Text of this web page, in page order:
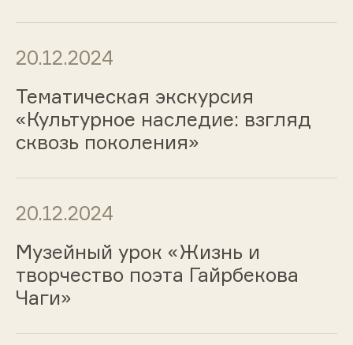
20.12.2024
Тематическая экскурсия
«Культурное наследие: взгляд
сквозь поколения»
20.12.2024
Музейный урок «Жизнь и
творчество поэта Гайрбекова
Чаги»